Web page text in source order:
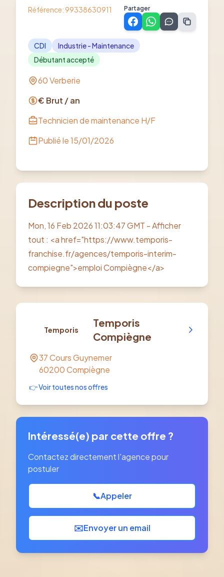
Référence: 99338630911 Partager
CDI
Industrie - Maintenance
Débutant accepté
60 Verberie
€ Brut / an
Technicien de maintenance H/F
Publié le15/01/2026
Description du poste
Mon, 16 Feb 2026 11:03:47 GMT - Afficher
tout : <a href="https://www.temporis-
franchise.fr/agences/temporis-interim-
compiegne">emploi Compiègne</a>
Temporis
Temporis
Compiègne
37 Cours Guynemer
60200Compiègne
👉 Voir toutes nos offres
Intéressé(e) par cette offre ?
Contactez directement l'agence pour
postuler
📞Appeler
✉️Envoyer un email